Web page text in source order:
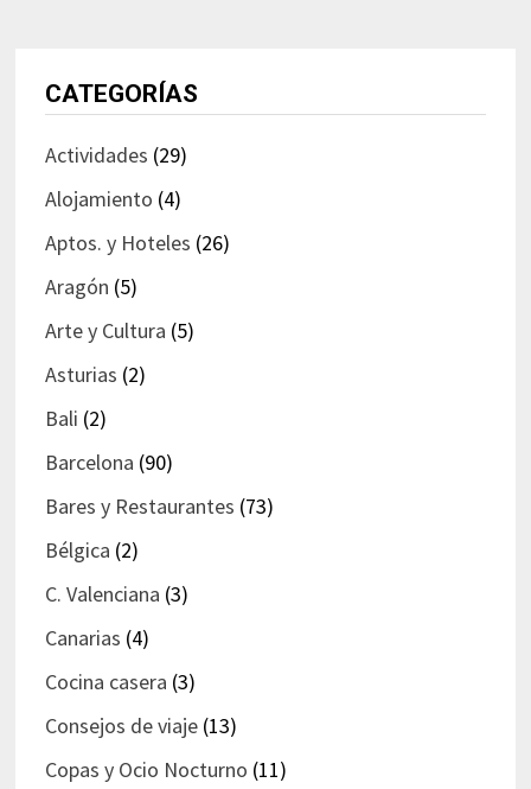
CATEGORÍAS
Actividades (29)
Alojamiento (4)
Aptos. y Hoteles (26)
Aragón (5)
Arte y Cultura (5)
Asturias (2)
Bali (2)
Barcelona (90)
Bares y Restaurantes (73)
Bélgica (2)
C. Valenciana (3)
Canarias (4)
Cocina casera (3)
Consejos de viaje(13)
Copas y Ocio Nocturno (11)